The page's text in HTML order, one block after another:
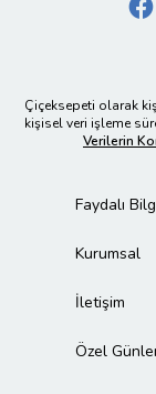
Çiçeksepeti olarak
kişisel veri işleme
Verilerin
Faydalı
Kurumsal
İletişim
Özel